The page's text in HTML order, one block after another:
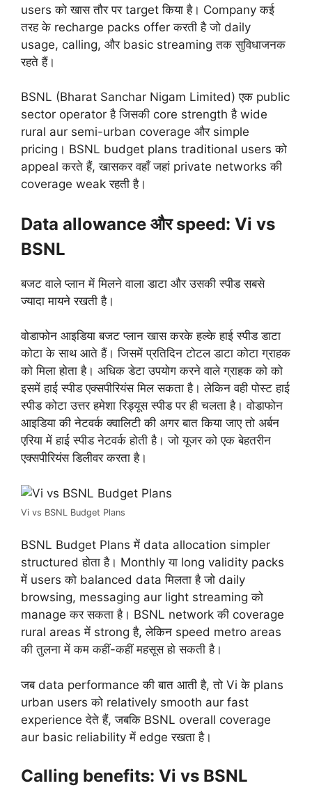
users को खास तौर पर target किया है। Company कई
तरह के recharge packs offer करती है जो daily
usage, calling, और basic streaming तक सुविधाजनक
रहते हैं।
BSNL (Bharat Sanchar Nigam Limited) एक public
sector operator है जिसकी core strength है wide
rural aur semi-urban coverage और simple
pricing। BSNL budget plans traditional users को
appeal करते हैं, खासकर वहाँ जहां private networks की
coverage weak रहती है।
Data allowance और speed: Vi vs
BSNL
बजट वाले प्लान में मिलने वाला डाटा और उसकी स्पीड सबसे
ज्यादा मायने रखती है।
वोडाफोन आइडिया बजट प्लान खास करके हल्के हाई स्पीड डाटा
कोटा के साथ आते हैं। जिसमें प्रतिदिन टोटल डाटा कोटा ग्राहक
को मिला होता है। अधिक डेटा उपयोग करने वाले ग्राहक को को
इसमें हाई स्पीड एक्सपीरियंस मिल सकता है। लेकिन वही पोस्ट हाई
स्पीड कोटा उत्तर हमेशा रिड्यूस स्पीड पर ही चलता है। वोडाफोन
आइडिया की नेटवर्क क्वालिटी की अगर बात किया जाए तो अर्बन
एरिया में हाई स्पीड नेटवर्क होती है। जो यूजर को एक बेहतरीन
एक्सपीरियंस डिलीवर करता है।
Vi vs BSNL Budget Plans
BSNL Budget Plans में data allocation simpler
structured होता है। Monthly या long validity packs
में users को balanced data मिलता है जो daily
browsing, messaging aur light streaming को
manage कर सकता है। BSNL network की coverage
rural areas में strong है, लेकिन speed metro areas
की तुलना में कम कहीं-कहीं महसूस हो सकती है।
जब data performance की बात आती है, तो Vi के plans
urban users को relatively smooth aur fast
experience देते हैं, जबकि BSNL overall coverage
aur basic reliability में edge रखता है।
Calling benefits: Vi vs BSNL